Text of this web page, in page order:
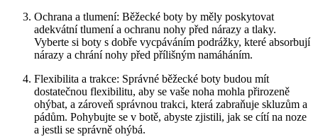
Ochrana a tlumení: Běžecké boty by měly poskytovat
adekvátní tlumení a ochranu nohy před nárazy a tlaky.
Vyberte si boty s dobře vycpáváním podrážky, které absorbují
nárazy a chrání nohy před přílišným namáháním.
Flexibilita a trakce: Správné běžecké boty budou mít
dostatečnou flexibilitu, aby se vaše noha mohla přirozeně
ohýbat, a zároveň správnou trakci, která zabraňuje skluzům a
pádům. Pohybujte se v botě, abyste zjistili, jak se cítí na noze
a jestli se správně ohýbá.